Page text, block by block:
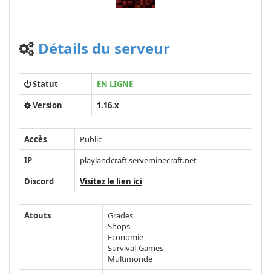
Détails du serveur
Statut
EN LIGNE
Version
1.16.x
Accès
Public
IP
playlandcraft.serveminecraft.net
Discord
Visitez le lien ici
Atouts
Grades
Shops
Economie
Survival-Games
Multimonde